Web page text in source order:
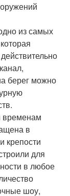
из самых
берег можно
временам
в
крепости
для
в любое
шоу,